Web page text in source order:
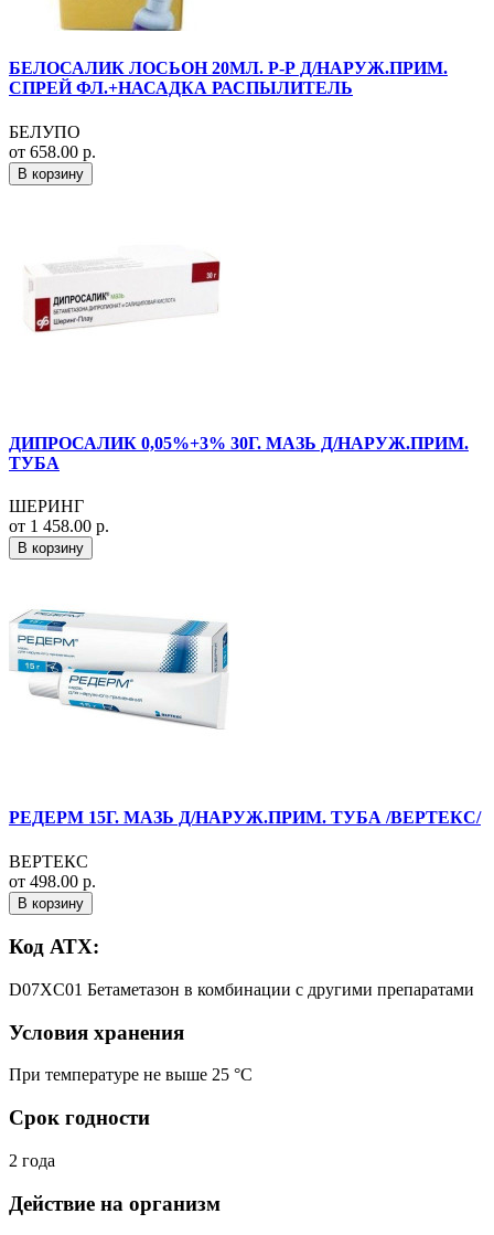
БЕЛОСАЛИК ЛОСЬОН 20МЛ. Р-Р Д/НАРУЖ.ПРИМ.
СПРЕЙ ФЛ.+НАСАДКА РАСПЫЛИТЕЛЬ
БЕЛУПО
от 658.00 р.
В корзину
ДИПРОСАЛИК 0,05%+3% 30Г. МАЗЬ Д/НАРУЖ.ПРИМ.
ТУБА
ШЕРИНГ
от 1 458.00 р.
В корзину
РЕДЕРМ 15Г. МАЗЬ Д/НАРУЖ.ПРИМ. ТУБА /ВЕРТЕКС/
ВЕРТЕКС
от 498.00 р.
В корзину
Код АТХ:
D07XC01 Бетаметазон в комбинации с другими препаратами
Условия хранения
При температуре не выше 25 °C
Срок годности
2 года
Действие на организм